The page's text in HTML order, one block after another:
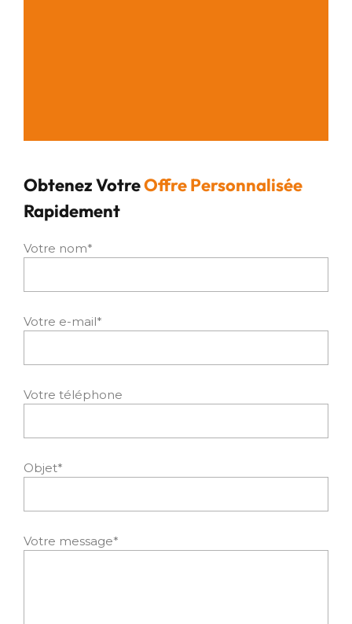
Obtenez VotreOffre Personnalisée
Rapidement
Votre nom*
Votre e-mail*
Votre téléphone
Objet*
Votre message*